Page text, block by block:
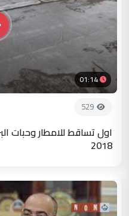
01:14
529
اول تساقط للامطار وحبات
2018